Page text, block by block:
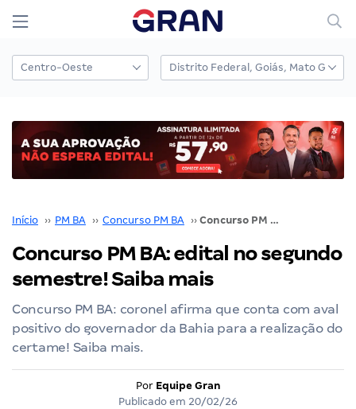
Início ›› PM BA ›› Concurso PM BA ›› Concurso PM BA: edital no segundo semestre! Saiba mais
Concurso PM BA: edital no segundo
semestre! Saiba mais
Concurso PM BA: coronel afirma que conta com aval
positivo do governador da Bahia para a realização do
certame! Saiba mais.
Por Equipe Gran
Publicado em 20/02/26